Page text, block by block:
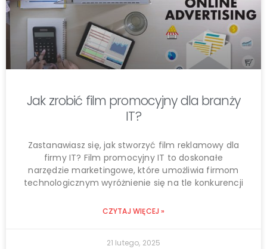
Jak zrobić film promocyjny dla branży
IT?
Zastanawiasz się, jak stworzyć film reklamowy dla
firmy IT? Film promocyjny IT to doskonałe
narzędzie marketingowe, które umożliwia firmom
technologicznym wyróżnienie się na tle konkurencji
CZYTAJ WIĘCEJ »
21 lutego, 2025